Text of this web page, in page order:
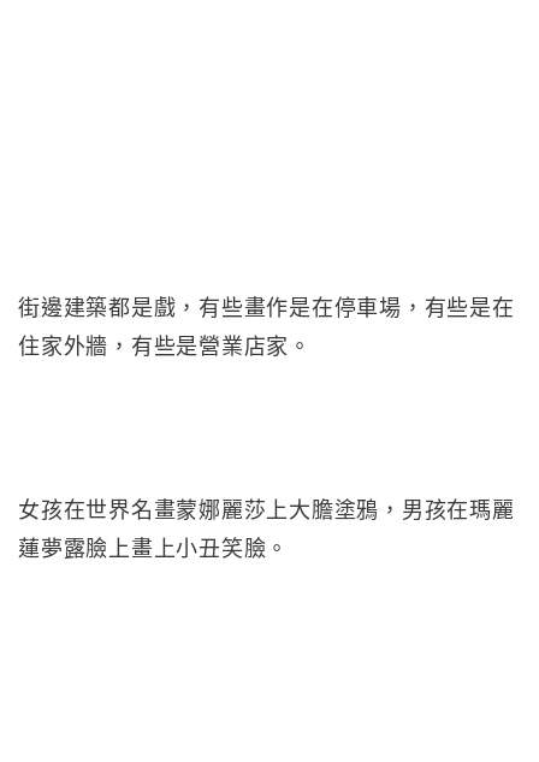
街邊建築都是戲，有些畫作是在停車場，有些是在
住家外牆，有些是營業店家。
女孩在世界名畫蒙娜麗莎上大膽塗鴉，男孩在瑪麗
蓮夢露臉上畫上小丑笑臉。